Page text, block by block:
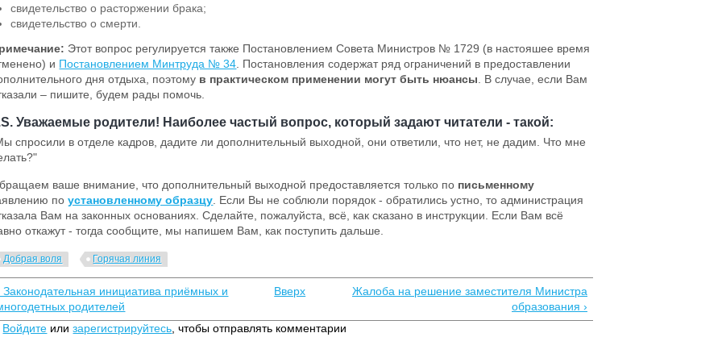
свидетельство о расторжении брака;
свидетельство о смерти.
Этот вопрос регулируется также Постановлением Совета Министров № 1729 (в настояшее время
и Постановлением Минтруда № 34 . Постановления содержат ряд ограничений в предоставлении
дня отдыха, поэтому в практическом применении могут быть нюансы . В случае, если Вам
– пишите, будем рады помочь.
Уважаемые родители! Наиболее частый вопрос, который задают читатели - такой:
спросили в отделе кадров, дадите ли дополнительный выходной, они ответили, что нет, не дадим. Что мне
ваше внимание, что дополнительный выходной предоставляется только по письменному
поустановленному образцу . Если Вы не соблюли порядок - обратились устно, то администрация
Вам на законных основаниях. Сделайте, пожалуйста, всё, как сказано в инструкции. Если Вам всё
откажут - тогда сообщите, мы напишем Вам, как поступить дальше.
Добрая воля Горячая линия
Законодательная инициатива приёмных и
родителей
Вверх
Жалоба на решение заместителя Министра
образования ›
Войдите илизарегистрируйтесь , чтобы отправлять комментарии